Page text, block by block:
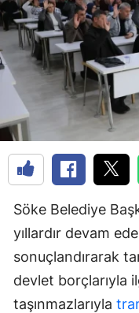
Söke Belediye
yıllardır devam
sonuçlandırarak
devlet borçlarıyla
taşınmazlarıyla